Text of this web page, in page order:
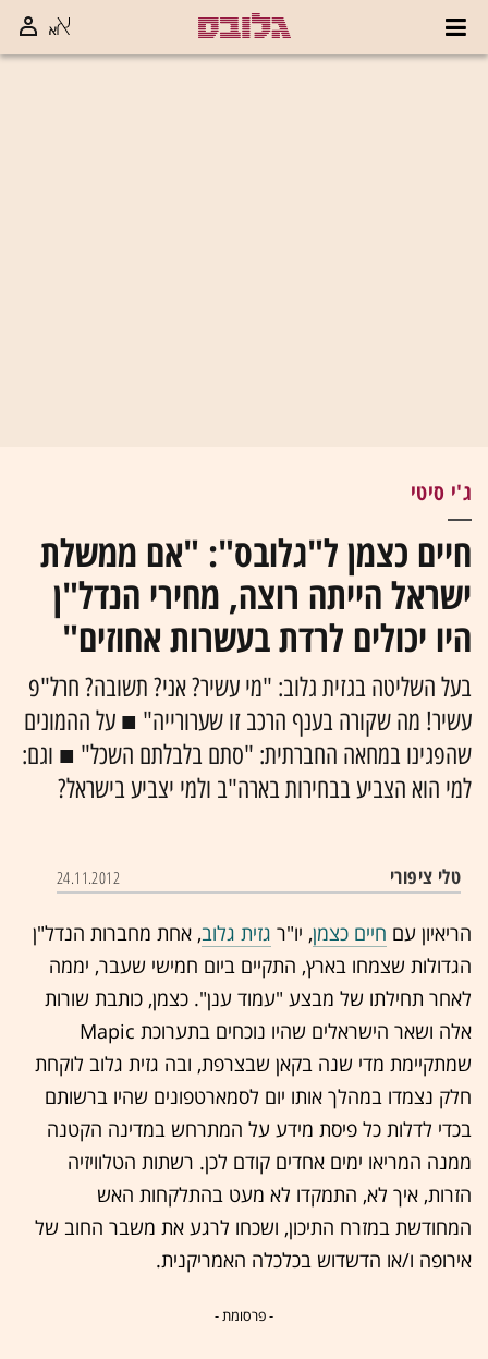
ג'י סיטי
חיים כצמן ל"גלובס": "אם ממשלת
ישראל הייתה רוצה, מחירי הנדל"ן
היו יכולים לרדת בעשרות אחוזים"
בעל השליטה בגזית גלוב: "מי עשיר? אני? תשובה? חרל"פ
עשיר! מה שקורה בענף הרכב זו שערורייה" ■ על ההמונים
שהפגינו במחאה החברתית: "סתם בלבלתם השכל" ■ וגם:
למי הוא הצביע בבחירות בארה"ב ולמי יצביע בישראל?
טלי ציפורי 24.11.2012
הריאיון עם חיים כצמן, יו"ר גזית גלוב, אחת מחברות הנדל"ן
הגדולות שצמחו בארץ, התקיים ביום חמישי שעבר, יממה
לאחר תחילתו של מבצע "עמוד ענן". כצמן, כותבת שורות
אלה ושאר הישראלים שהיו נוכחים בתערוכת Mapic
שמתקיימת מדי שנה בקאן שבצרפת, ובה גזית גלוב לוקחת
חלק נצמדו במהלך אותו יום לסמארטפונים שהיו ברשותם
בכדי לדלות כל פיסת מידע על המתרחש במדינה הקטנה
ממנה המריאו ימים אחדים קודם לכן. רשתות הטלוויזיה
הזרות, איך לא, התמקדו לא מעט בהתלקחות האש
המחודשת במזרח התיכון, ושכחו לרגע את משבר החוב של
אירופה ו/או הדשדוש בכלכלה האמריקנית.
- פרסומת -